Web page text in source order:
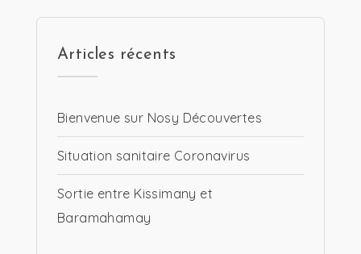
Articles récents
Bienvenue sur Nosy Découvertes
Situation sanitaire Coronavirus
Sortie entre Kissimany et
Baramahamay